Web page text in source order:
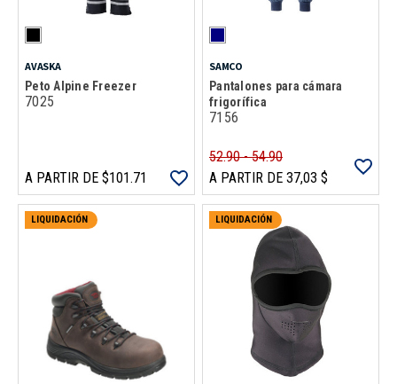
AVASKA
Peto Alpine Freezer
7025
A PARTIR DE $101.71
SAMCO
Pantalones para cámara
frigorífica
7156
52.90 - 54.90
A PARTIR DE 37,03 $
LIQUIDACIÓN LIQUIDACIÓN